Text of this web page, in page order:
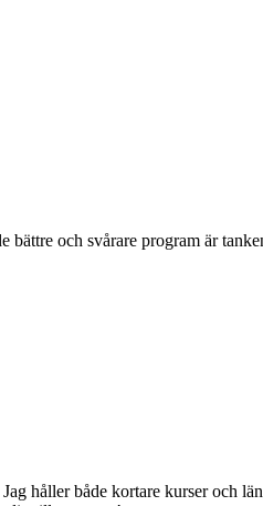
bättre och svårare program är
håller både kortare kurser och